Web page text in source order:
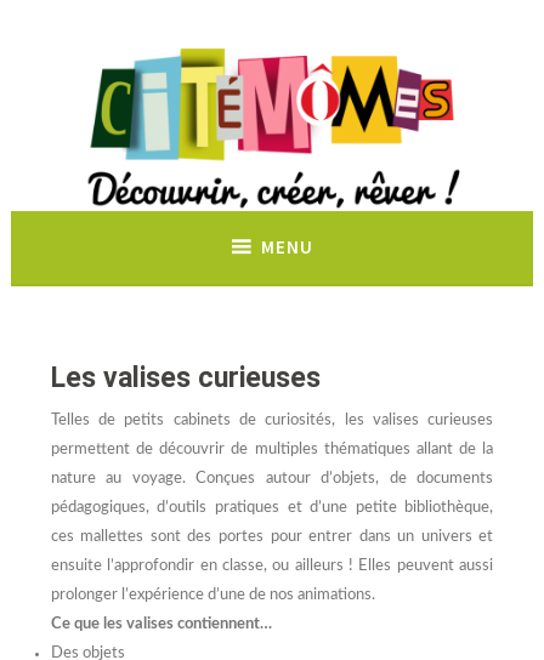
Découvrir, créer, rêver !
MENU
Les valises curieuses
Telles de petits cabinets de curiosités, les valises curieuses
permettent de découvrir de multiples thématiques allant de la
nature au voyage. Conçues autour d’objets, de documents
pédagogiques, d’outils pratiques et d’une petite bibliothèque,
ces mallettes sont des portes pour entrer dans un univers et
ensuite l’approfondir en classe, ou ailleurs ! Elles peuvent aussi
prolonger l’expérience d’une de nos animations.
Ce que les valises contiennent…
Des objets